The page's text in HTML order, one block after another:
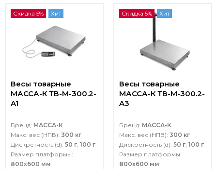
Скидка 5% Хит
Весы товарные
МАССА-К ТВ-M-300.2-
A1
Бренд: МАССА-К
Макс. вес (НПВ): 300 кг
Дискретность (d): 50 г, 100 г
Размер платформы:
800х600 мм
Скидка 5% Хит
Весы товарные
МАССА-К ТВ-M-300.2-
A3
Бренд: МАССА-К
Макс. вес (НПВ): 300 кг
Дискретность (d): 50 г, 100 г
Размер платформы:
800х600 мм